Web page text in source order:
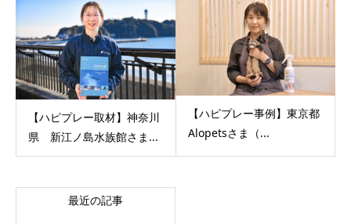
【ハピプレー取材】神奈川
県 新江ノ島水族館さま...
【ハピプレー事例】東京都
Alopetsさま（...
最近の記事